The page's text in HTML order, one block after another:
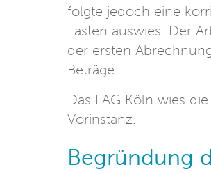
folgte jedoch eine
Lasten auswies. Der
der ersten
Beträge.
Das LAG Köln wies
Vorinstanz.
Begründung